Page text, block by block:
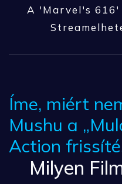
A 'Marvel's
Íme, miért
Mushu a
Action
Milyen